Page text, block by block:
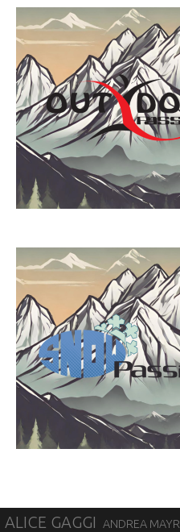
ALICE GAGGI ANDREA MAYR